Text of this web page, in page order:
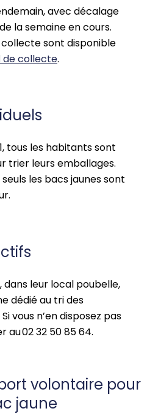
avec décalage
la semaine en cours.
sont disponible
de collecte.
tous les habitants sont
trier leurs emballages.
les bacs jaunes sont
,dans leur local poubelle,
dédié au tri des
Si vous n’en disposez pas
au 0232 508564.
volontaire pour
jaune